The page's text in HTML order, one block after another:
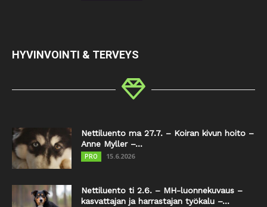
HYVINVOINTI & TERVEYS
Nettiluento ma 27.7. – Koiran kivun hoito –
Anne Myller –...
PRO 15.6.2026
Nettiluento ti 2.6. – MH-luonnekuvaus –
kasvattajan ja harrastajan työkalu –...